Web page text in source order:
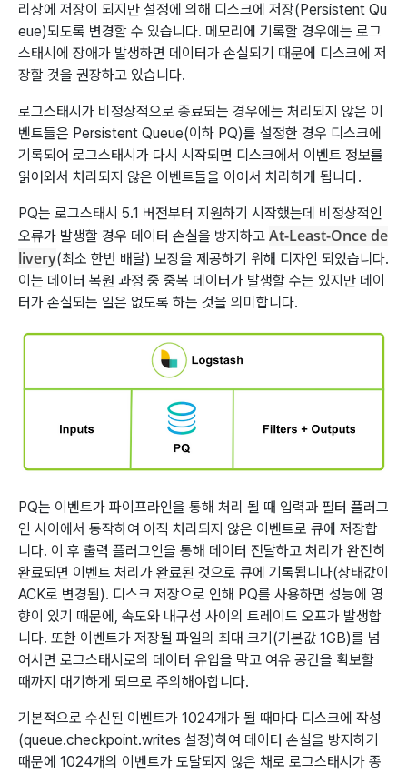
리상에 저장이 되지만 설정에 의해 디스크에 저장(Persistent Qu
eue)되도록 변경할 수 있습니다. 메모리에 기록할 경우에는 로그
스태시에 장애가 발생하면 데이터가 손실되기 때문에 디스크에 저
장할 것을 권장하고 있습니다.
로그스태시가 비정상적으로 종료되는 경우에는 처리되지 않은 이
벤트들은 Persistent Queue(이하 PQ)를 설정한 경우 디스크에
기록되어 로그스태시가 다시 시작되면 디스크에서 이벤트 정보를
읽어와서 처리되지 않은 이벤트들을 이어서 처리하게 됩니다.
PQ는 로그스태시 5.1 버전부터 지원하기 시작했는데 비정상적인
오류가 발생할 경우 데이터 손실을 방지하고 At-Least-Once de
livery(최소 한번 배달) 보장을 제공하기 위해 디자인 되었습니다.
이는 데이터 복원 과정 중 중복 데이터가 발생할 수는 있지만 데이
터가 손실되는 일은 없도록 하는 것을 의미합니다.
PQ는 이벤트가 파이프라인을 통해 처리 될 때 입력과 필터 플러그
인 사이에서 동작하여 아직 처리되지 않은 이벤트로 큐에 저장합
니다. 이 후 출력 플러그인을 통해 데이터 전달하고 처리가 완전히
완료되면 이벤트 처리가 완료된 것으로 큐에 기록됩니다(상태값이
ACK로 변경됨). 디스크 저장으로 인해 PQ를 사용하면 성능에 영
향이 있기 때문에, 속도와 내구성 사이의 트레이드 오프가 발생합
니다. 또한 이벤트가 저장될 파일의 최대 크기(기본값 1GB)를 넘
어서면 로그스태시로의 데이터 유입을 막고 여유 공간을 확보할
때까지 대기하게 되므로 주의해야합니다.
기본적으로 수신된 이벤트가 1024개가 될 때마다 디스크에 작성
(queue.checkpoint.writes 설정)하여 데이터 손실을 방지하기
때문에 1024개의 이벤트가 도달되지 않은 채로 로그스태시가 종